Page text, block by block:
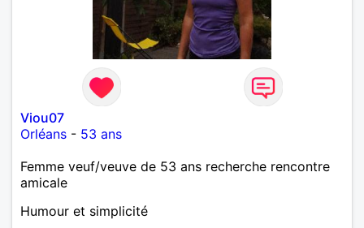
Viou07
Orléans - 53 ans
Femme veuf/veuve de 53 ans recherche rencontre
amicale
Humour et simplicité